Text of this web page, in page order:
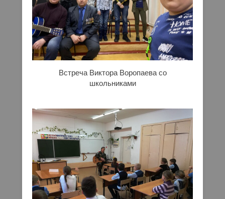
Встреча Виктора Воропаева со
школьниками